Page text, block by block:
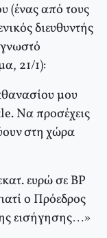
(ένας από τους
διευθυντής
21/1):
μου
Να προσέχεις
στη χώρα
ευρώ σε BP
ο Πρόεδρος
εισήγησης…»